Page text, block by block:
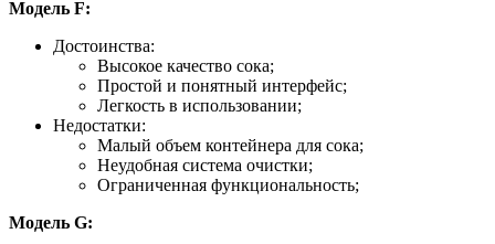
Модель F:
Достоинства:
Высокое качество сока;
Простой и понятный интерфейс;
Легкость в использовании;
Недостатки:
Малый объем контейнера для сока;
Неудобная система очистки;
Ограниченная функциональность;
Модель G: